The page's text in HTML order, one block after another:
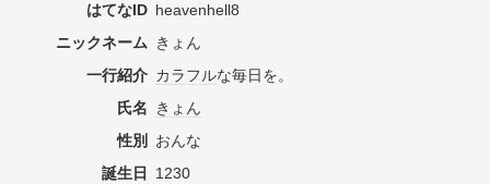
はてなID heavenhell8
ニックネーム きょん
一行紹介 カラフルな毎日を。
氏名
きょん
性別
おんな
誕生日
1230